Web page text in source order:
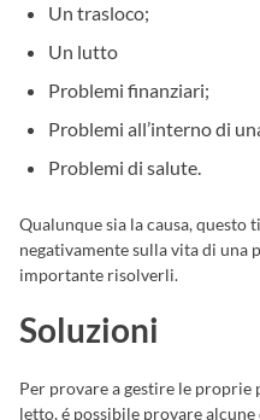
Un trasloco;
Un lutto
Problemi finanziari;
Problemi all’interno di
Problemi di salute.
Qualunque sia la causa,
negativamente sulla vita di una
importante risolverli.
Soluzioni
Per provare a gestire le
letto, é possibile provare